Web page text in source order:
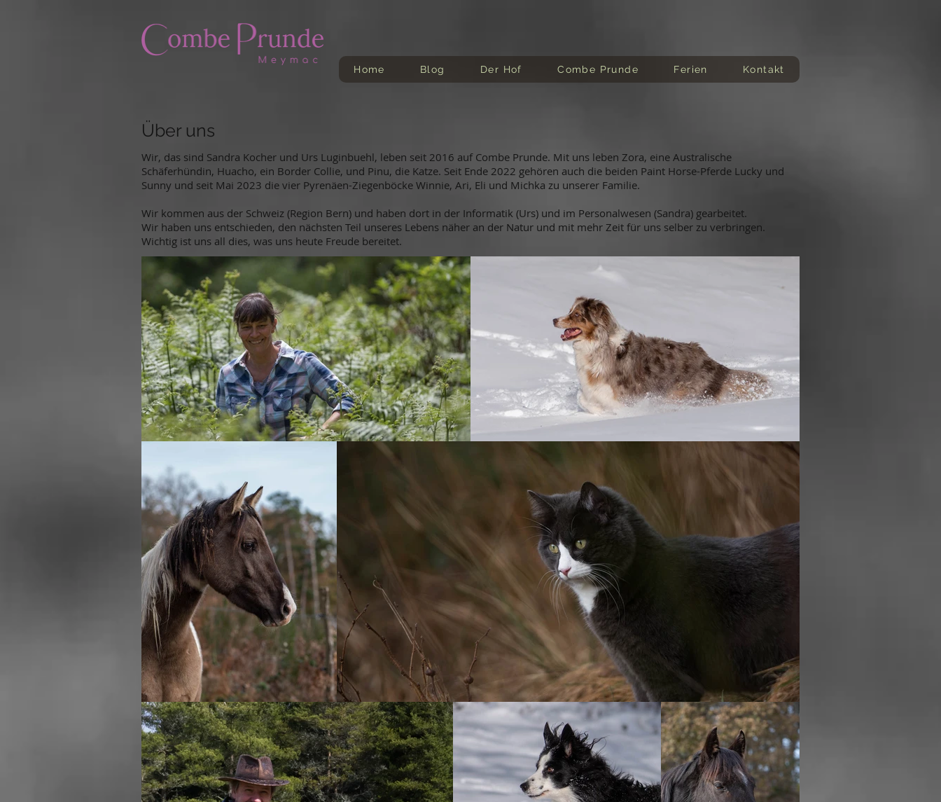
Home Blog Der Hof Combe Prunde Ferien Kontakt
Über uns
Wir, das sind Sandra Kocher und Urs Luginbuehl, leben seit 2016 auf Combe Prunde. Mit uns leben Zora, eine Australische
Schäferhündin, Huacho, ein Border Collie, und Pinu, die Katze. Seit Ende 2022 gehören auch die beiden Paint Horse-Pferde Lucky und
Sunny und seit Mai 2023 die vier Pyrenäen-Ziegenböcke Winnie, Ari, Eli und Michka zu unserer Familie.
Wir kommen aus der Schweiz (Region Bern) und haben dort in der Informatik (Urs) und im Personalwesen (Sandra) gearbeitet.
Wir haben uns entschieden, den nächsten Teil unseres Lebens näher an der Natur und mit mehr Zeit für uns selber zu verbringen.
Wichtig ist uns all dies, was uns heute Freude bereitet.